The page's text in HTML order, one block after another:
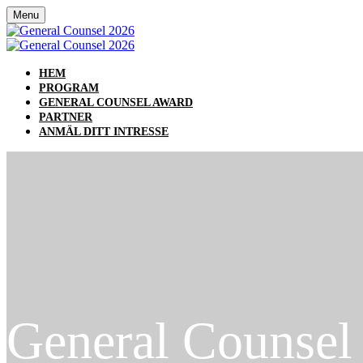
Menu
HEM
PROGRAM
GENERAL COUNSEL AWARD
PARTNER
ANMÄL DITT INTRESSE
General